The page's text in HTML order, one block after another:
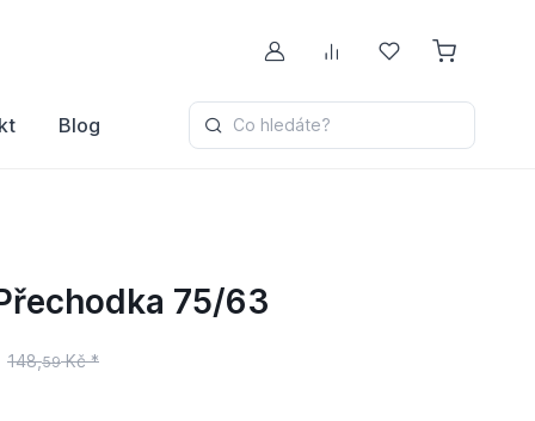
Můj účetPorovnávání
Oblíbené
Blog Co hledáte?
75/63
148,59Kč *